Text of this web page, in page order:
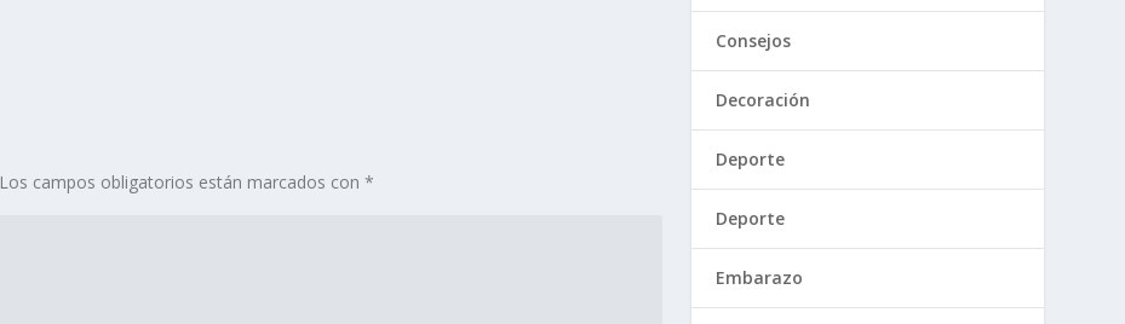
Los campos obligatorios están marcados con*
Consejos
Decoración
Deporte
Deporte
Embarazo